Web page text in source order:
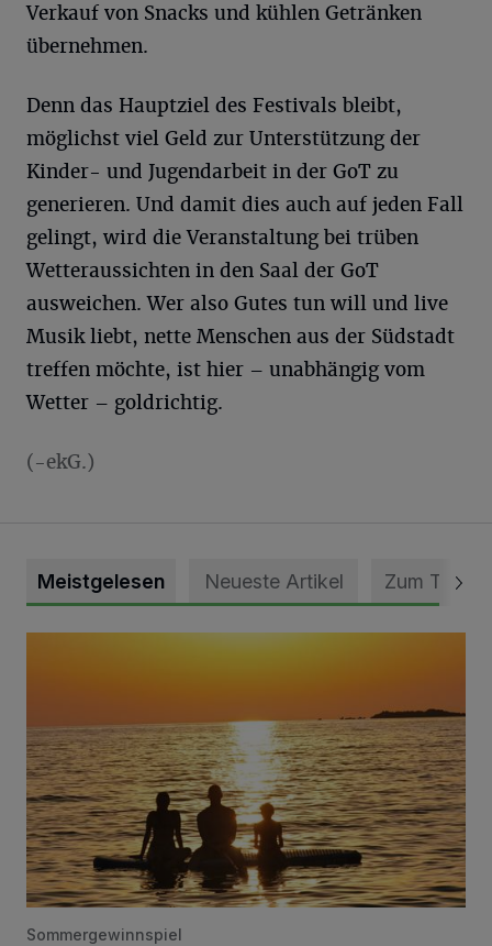
Verkauf von Snacks und kühlen Getränken
übernehmen.
Denn das Hauptziel des Festivals bleibt,
möglichst viel Geld zur Unterstützung der
Kinder- und Jugendarbeit in der GoT zu
generieren. Und damit dies auch auf jeden Fall
gelingt, wird die Veranstaltung bei trüben
Wetteraussichten in den Saal der GoT
ausweichen. Wer also Gutes tun will und live
Musik liebt, nette Menschen aus der Südstadt
treffen möchte, ist hier – unabhängig vom
Wetter – goldrichtig.
(-ekG.)
Meistgelesen Neueste Artikel Zum Thema
Die schönsten Sommermomente gesucht
Sommergewinnspiel